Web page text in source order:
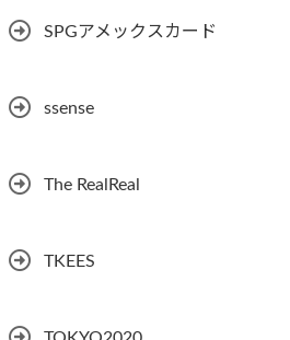
SPGアメックスカード
ssense
The RealReal
TKEES